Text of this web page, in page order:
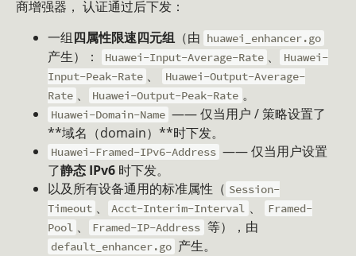
商增强器， 认证通过后下发：
一组四属性限速四元组 （由 huawei_enhancer.go
产生）： Huawei-Input-Average-Rate 、
Huawei-
Input-Peak-Rate 、
Huawei-Output-Average-
Rate 、 Huawei-Output-Peak-Rate 。
Huawei-Domain-Name —— 仅当用户 / 策略设置了
**域名（domain）**时下发。
Huawei-Framed-IPv6-Address —— 仅当用户设置
了静态 IPv6 时下发。
以及所有设备通用的标准属性（ Session-
Timeout 、 Acct-Interim-Interval 、
Framed-
Pool 、 Framed-IP-Address 等），由
default_enhancer.go 产生。